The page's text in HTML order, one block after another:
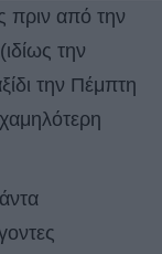
πριν από την
(ιδίως την
την Πέμπτη